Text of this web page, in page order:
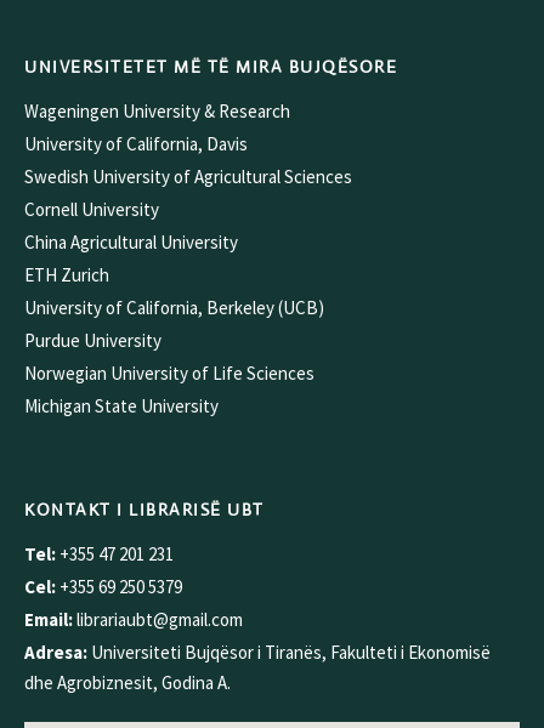
UNIVERSITETET MË TË MIRA BUJQËSORE
Wageningen University & Research
University of California, Davis
Swedish University of Agricultural Sciences
Cornell University
China Agricultural University
ETH Zurich
University of California, Berkeley (UCB)
Purdue University
Norwegian University of Life Sciences
Michigan State University
KONTAKT I LIBRARISË UBT
Tel: +355 47 201 231
Cel: +355 69 250 5379
Email:librariaubt@gmail.com
Adresa: Universiteti Bujqësor i Tiranës, Fakulteti i Ekonomisë
dhe Agrobiznesit, Godina A.